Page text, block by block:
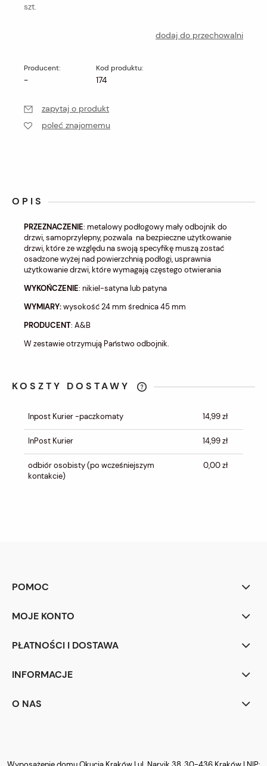
szt.
dodaj do przechowalni
Producent:
-
Kod produktu:
174
zapytaj o produkt
poleć znajomemu
OPIS
PRZEZNACZENIE: metalowy podłogowy małyodbojnik do
drzwi, samoprzylepny, pozwala na bezpieczne użytkowanie
drzwi, które ze względu na swoją specyfikę muszą zostać
osadzone wyżej nad powierzchnią podłogi, usprawnia
użytkowanie drzwi, które wymagają częstego otwierania
WYKOŃCZENIE: nikiel-satyna lub patyna
WYMIARY:wysokość 24 mm średnica 45 mm
PRODUCENT: A&B
W zestawie otrzymują Państwo odbojnik.
KOSZTY DOSTAWY
Inpost Kurier -paczkomaty 14,99 zł
InPost Kurier 14,99 zł
odbiór osobisty(po wcześniejszym
kontakcie)
0,00 zł
POMOC
MOJE KONTO
PŁATNOŚCI I DOSTAWA
INFORMACJE
O NAS